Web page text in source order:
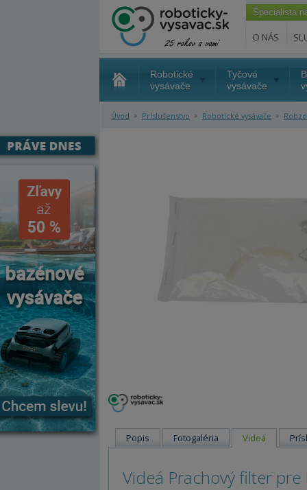
Špecialista
O NÁS
Robotické
vysávače
Tyčové
vysávače
Úvod » Príslušenstvo » Robotické vysávače »
Popis Fotogaléria Videá
Videá Prachový filter